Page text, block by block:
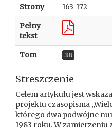
Strony 163-172
Pełny
tekst
Tom 38
Streszczenie
Celem artykułu jest
projektu czasopisma
którego dwa podwójne
1983 roku. W zamierzeniu